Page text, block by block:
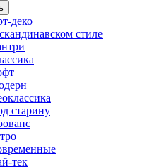
деко
стиле
старину
тек